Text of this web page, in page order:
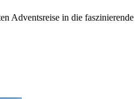
Adventsreise in die faszinierende